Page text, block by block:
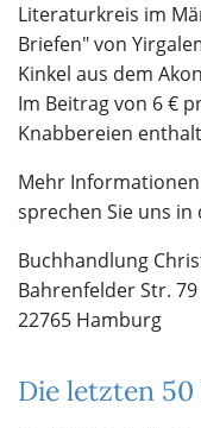
Literaturkreis im
Briefen" von
Kinkel aus dem
Im Beitrag von 6 €
Knabbereien
Mehr
sprechen Sie uns
Buchhandlung
Bahrenfelder Str. 79
22765 Hamburg
Die letzten